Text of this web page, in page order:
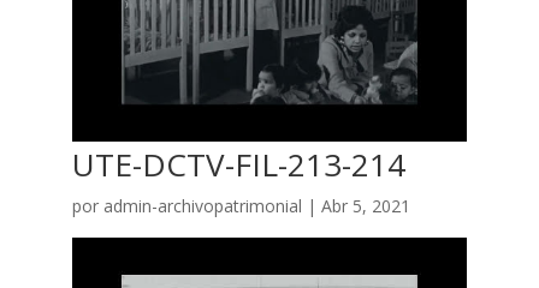
UTE-DCTV-FIL-213-214
por admin-archivopatrimonial | Abr 5, 2021